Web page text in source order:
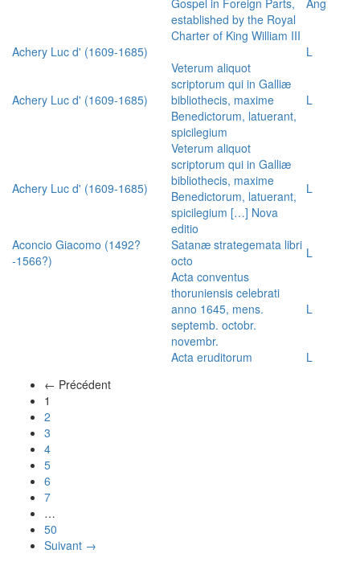
established by the Royal
Charter of King William III
Achery Luc d' (1609-1685) L
Achery Luc d' (1609-1685)
Veterum aliquot
scriptorum qui in Galliæ
bibliothecis, maxime
Benedictorum, latuerant,
spicilegium
L
Achery Luc d' (1609-1685)
Veterum aliquot
scriptorum qui in Galliæ
bibliothecis, maxime
Benedictorum, latuerant,
spicilegium […] Nova
editio
L
Aconcio Giacomo (1492?
-1566?)
Satanæ strategemata libri
octo
L
Acta conventus
thoruniensis celebrati
anno 1645, mens.
septemb. octobr.
novembr.
L
Acta eruditorum
L
← Précédent
1
2
3
4
5
6
7
…
50
Suivant →